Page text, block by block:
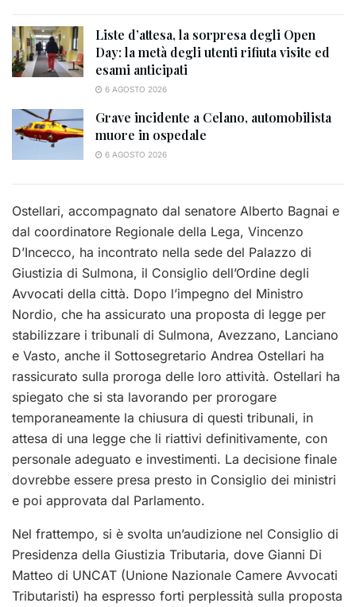
Liste d’attesa, la sorpresa degli Open
Day: la metà degli utenti rifiuta visite ed
esami anticipati
6 AGOSTO 2026
Grave incidente a Celano, automobilista
muore in ospedale
6 AGOSTO 2026
Ostellari, accompagnato dal senatore Alberto Bagnai e
dal coordinatore Regionale della Lega, Vincenzo
D’Incecco, ha incontrato nella sede del Palazzo di
Giustizia di Sulmona, il Consiglio dell’Ordine degli
Avvocati della città. Dopo l’impegno del Ministro
Nordio, che ha assicurato una proposta di legge per
stabilizzare i tribunali di Sulmona, Avezzano, Lanciano
e Vasto, anche il Sottosegretario Andrea Ostellari ha
rassicurato sulla proroga delle loro attività. Ostellari ha
spiegato che si sta lavorando per prorogare
temporaneamente la chiusura di questi tribunali, in
attesa di una legge che li riattivi definitivamente, con
personale adeguato e investimenti. La decisione finale
dovrebbe essere presa presto in Consiglio dei ministri
e poi approvata dal Parlamento.
Nel frattempo, si è svolta un’audizione nel Consiglio di
Presidenza della Giustizia Tributaria, dove Gianni Di
Matteo di UNCAT (Unione Nazionale Camere Avvocati
Tributaristi) ha espresso forti perplessità sulla proposta